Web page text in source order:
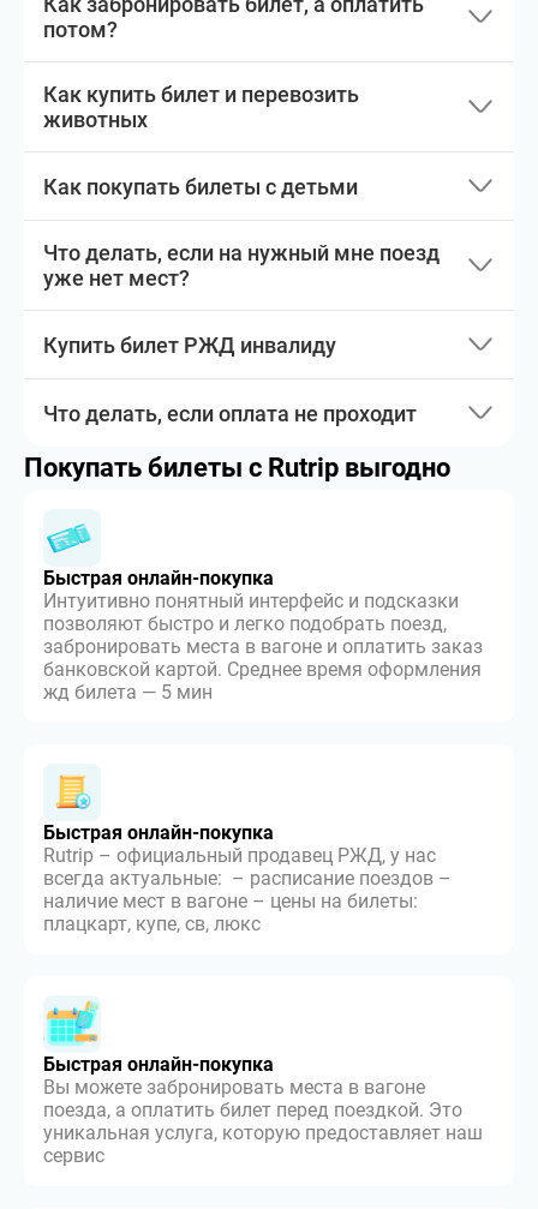
потом?
Как купить билет и перевозить
животных
Как покупать билеты с детьми
Что делать, если на нужный мне поезд
уже нет мест?
Купить билет РЖД инвалиду
Что делать, если оплата не проходит
Покупать билеты с Rutrip выгодно
Быстрая онлайн-покупка
Интуитивно понятный интерфейс и подсказки
позволяют быстро и легко подобрать поезд,
забронировать места в вагоне и оплатить заказ
банковской картой. Среднее время оформления
жд билета — 5 мин
Быстрая онлайн-покупка
Rutrip – официальный продавец РЖД, у нас
всегда актуальные: – расписание поездов –
наличие мест в вагоне – цены на билеты:
плацкарт, купе, св, люкс
Быстрая онлайн-покупка
Вы можете забронировать места в вагоне
поезда, а оплатить билет перед поездкой. Это
уникальная услуга, которую предоставляет наш
сервис